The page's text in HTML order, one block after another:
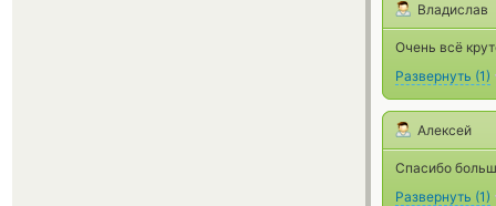
Владислав
Очень всё
Развернуть (1)
Алексей
Спасибо
Развернуть (1)